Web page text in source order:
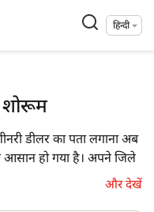
हिन्दी
शोरूम
डीलर का पता लगाना अब
आसान हो गया है। अपने जिले
पूरे पते एवं संपर्क विवरण
और देखें